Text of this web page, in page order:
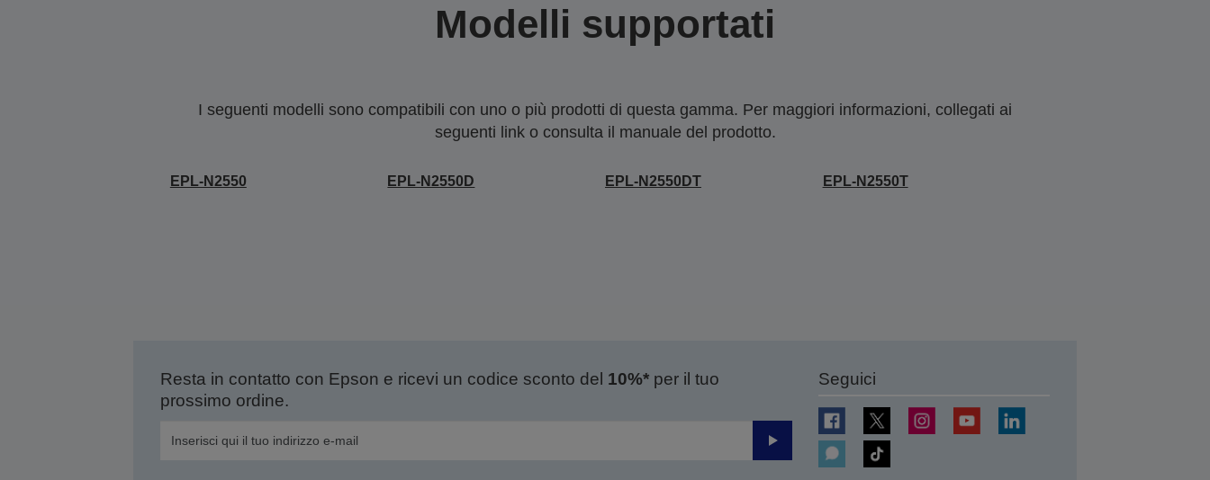
Modelli supportati
I seguenti modelli sono compatibili con uno o più prodotti di questa gamma. Per maggiori informazioni, collegati ai
seguenti link o consulta il manuale del prodotto.
EPL-N2550 EPL-N2550D EPL-N2550DT EPL-N2550T
Resta in contatto con Epson e ricevi un codice sconto del 10%*per il tuo
prossimo ordine.
Invia
Seguici